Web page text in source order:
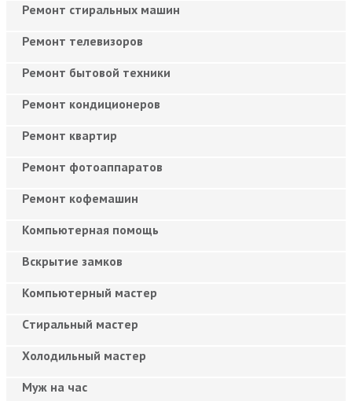
Ремонт стиральных машин
Ремонт телевизоров
Ремонт бытовой техники
Ремонт кондиционеров
Ремонт квартир
Ремонт фотоаппаратов
Ремонт кофемашин
Компьютерная помощь
Вскрытие замков
Компьютерный мастер
Cтиральный мастер
Холодильный мастер
Муж на час